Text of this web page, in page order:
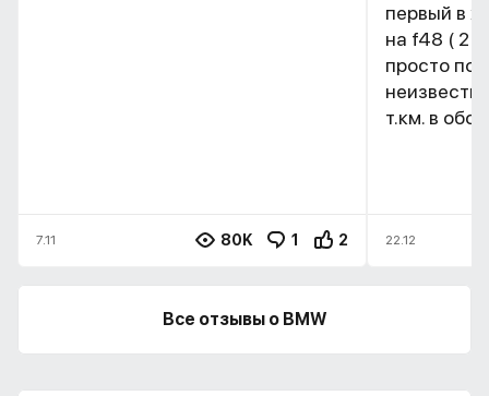
7.11 80K 1 2
первый в
на f48 ( 2
просто по
т.км. в
22.12
Все отзывы о BMW